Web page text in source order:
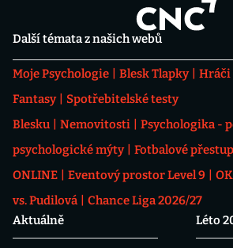
Další témata z našich webů
Moje Psychologie Blesk Tlapky Hráči
Fantasy
Spotřebitelské testy
Blesku
Nemovitosti
Psychologika -
psychologické mýty
Fotbalové
ONLINE
Eventový prostor Level 9
vs. Pudilová
Chance Liga 2026/27
Aktuálně
Léto